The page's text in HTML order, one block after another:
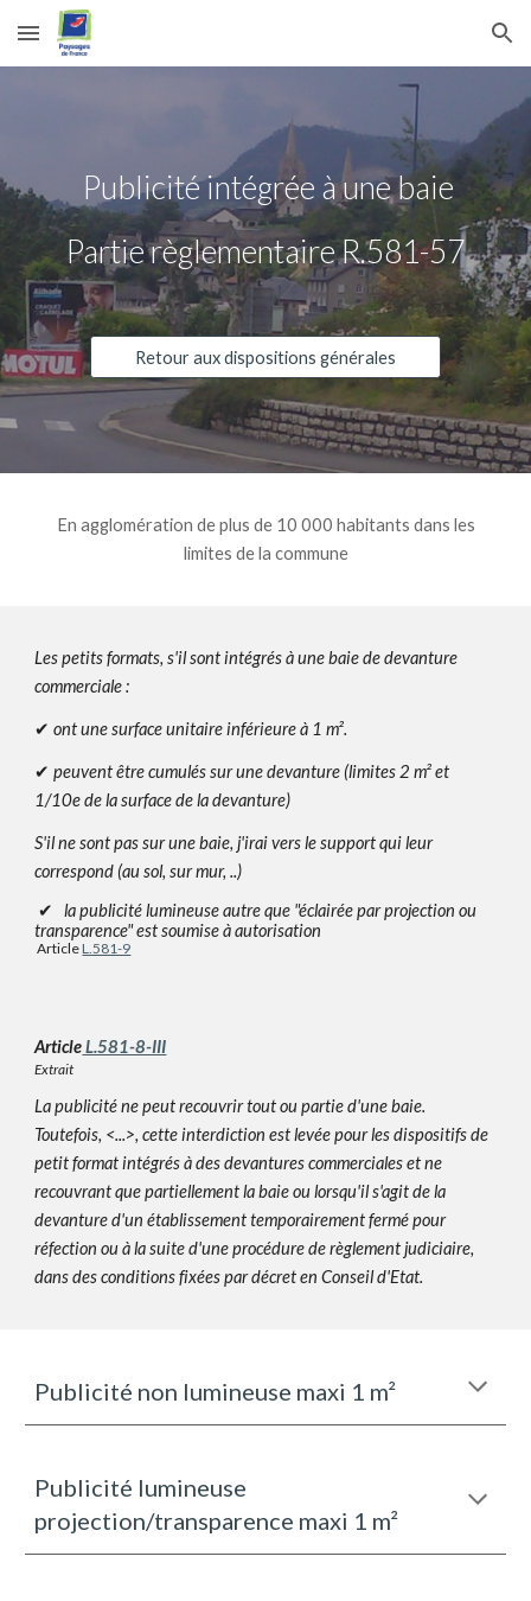
Skip to main content Skip to navigation
Publicité intégrée à une baie
Partie règlementaire R.581-57
Retour aux dispositions générales
En agglomération de plus de 10 000 habitants dans les
limites de la commune
Les petits formats, s'il sont intégrés à une baie de devanture
commerciale :
✔ont une surface unitaire inférieure à 1 m².
✔peuvent être cumulés sur une devanture (limites 2 m² et
1/10e de lasurfacede la devanture)
S'il ne sont pas sur une baie, j'irai vers le support qui leur
correspond (au sol, sur mur, ..)
✔la publicité lumineuse autre que "éclairée par projection ou
transparence" est soumise à autorisation
ArticleL.581-9
ArticleL.581-8-III
Extrait
La publicité ne peut recouvrir tout ou partie d'une baie.
Toutefois, <...>, cette interdiction est levée pour les dispositifs de
petit format intégrés à des devantures commerciales et ne
recouvrant que partiellement la baie ou lorsqu'il s'agit de la
devanture d'un établissement temporairement fermé pour
réfection ou à la suite d'une procédure de règlement judiciaire,
dans des conditions fixées par décret en Conseil d'Etat.
Publicité non lumineuse maxi 1 m²
Publicité lumineuse
projection/transparence maxi 1 m²